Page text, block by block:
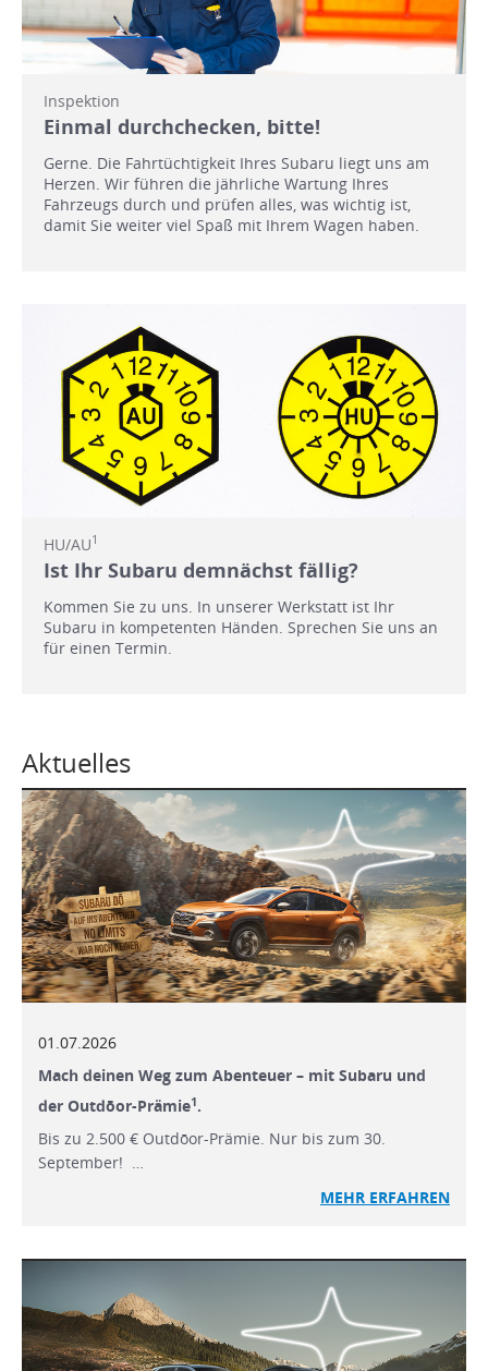
Inspektion
Einmal durchchecken, bitte!
Gerne. Die Fahrtüchtigkeit Ihres Subaru liegt uns am
Herzen. Wir führen die jährliche Wartung Ihres
Fahrzeugs durch und prüfen alles, was wichtig ist,
damit Sie weiter viel Spaß mit Ihrem Wagen haben.
HU/AU1
Ist Ihr Subaru demnächst fällig?
Kommen Sie zu uns. In unserer Werkstatt ist Ihr
Subaru in kompetenten Händen. Sprechen Sie uns an
für einen Termin.
Aktuelles
01.07.2026
Mach deinen Weg zum Abenteuer – mit Subaru und
der Outdōor-Prämie1.
Bis zu 2.500 € Outdōor-Prämie. Nur bis zum 30.
September! …
MEHR ERFAHREN